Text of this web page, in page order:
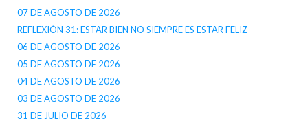
07 DE AGOSTO DE 2026
REFLEXIÓN 31: ESTAR BIEN NO SIEMPRE ES ESTAR FELIZ
06 DE AGOSTO DE 2026
05 DE AGOSTO DE 2026
04 DE AGOSTO DE 2026
03 DE AGOSTO DE 2026
31 DE JULIO DE 2026